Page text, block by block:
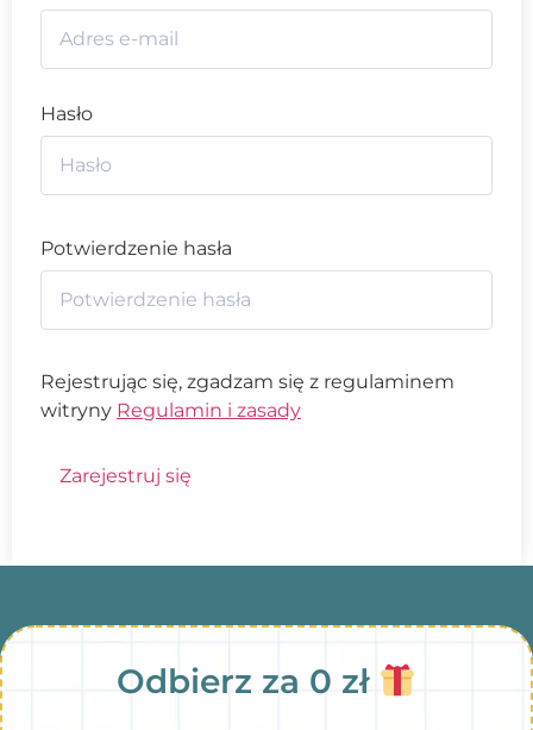
Hasło
Potwierdzenie hasła
Rejestrując się, zgadzam się z regulaminem
witryny Regulamin i zasady
Zarejestruj się
Odbierz za 0 zł